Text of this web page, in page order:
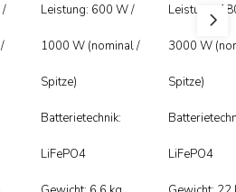
/ Leistung: 600 W /
1000 W (nominal /
Spitze)
Batterietechnik:
LiFePO4
Leistung:
3000 W
Spitze)
LiFePO4